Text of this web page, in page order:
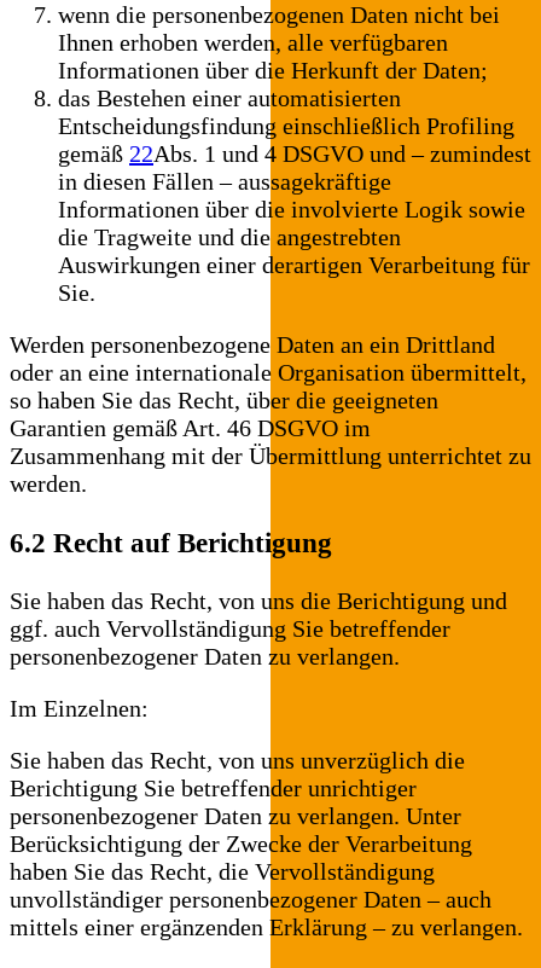
wenn die personenbezogenen Daten nicht bei
Ihnen erhoben werden, alle verfügbaren
Informationen über die Herkunft der Daten;
das Bestehen einer automatisierten
Entscheidungsfindung einschließlich Profiling
gemäß 22Abs. 1 und 4 DSGVO und – zumindest
in diesen Fällen – aussagekräftige
Informationen über die involvierte Logik sowie
die Tragweite und die angestrebten
Auswirkungen einer derartigen Verarbeitung für
Sie.
Werden personenbezogene Daten an ein Drittland
oder an eine internationale Organisation übermittelt,
so haben Sie das Recht, über die geeigneten
Garantien gemäß Art. 46 DSGVO im
Zusammenhang mit der Übermittlung unterrichtet zu
werden.
6.2 Recht auf Berichtigung
Sie haben das Recht, von uns die Berichtigung und
ggf. auch Vervollständigung Sie betreffender
personenbezogener Daten zu verlangen.
Im Einzelnen:
Sie haben das Recht, von uns unverzüglich die
Berichtigung Sie betreffender unrichtiger
personenbezogener Daten zu verlangen. Unter
Berücksichtigung der Zwecke der Verarbeitung
haben Sie das Recht, die Vervollständigung
unvollständiger personenbezogener Daten – auch
mittels einer ergänzenden Erklärung – zu verlangen.